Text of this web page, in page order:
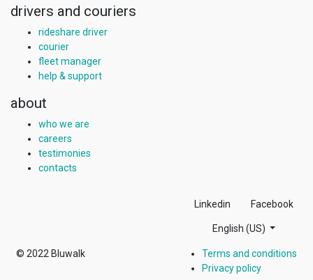
drivers and couriers
rideshare driver
courier
fleet manager
help & support
about
who we are
careers
testimonies
contacts
Linkedin Facebook
English (US)
© 2022 Bluwalk
Terms and conditions
Privacy policy